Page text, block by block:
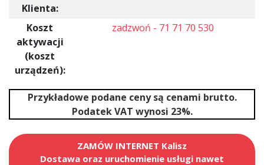
Klienta:
Koszt
aktywacji
(koszt
urządzeń):
zadzwoń - 71 71 70 530
Przykładowe podane ceny są cenami brutto.
Podatek VAT wynosi 23%.
ZAMÓW INTERNET Kalisz
Dostawa oraz uruchomienie usługi nawet